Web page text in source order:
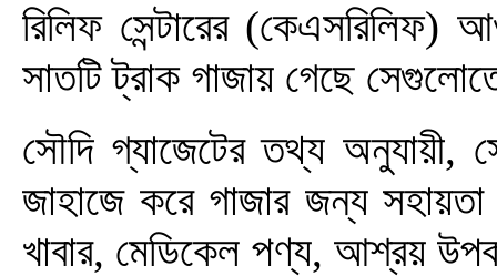
রিলিফ সেন্টারের
সাতটি ট্রাক গাজায় গেছে
সৌদি গ্যাজেটের তথ্য অনুযায়ী,
জাহাজে করে গাজার জন্য
খাবার, মেডিকেল পণ্য, আশ্রয়